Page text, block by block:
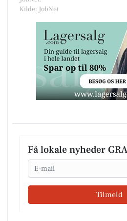
Kilde: JobNet
Få lokale nyheder
Email
Tilmeld